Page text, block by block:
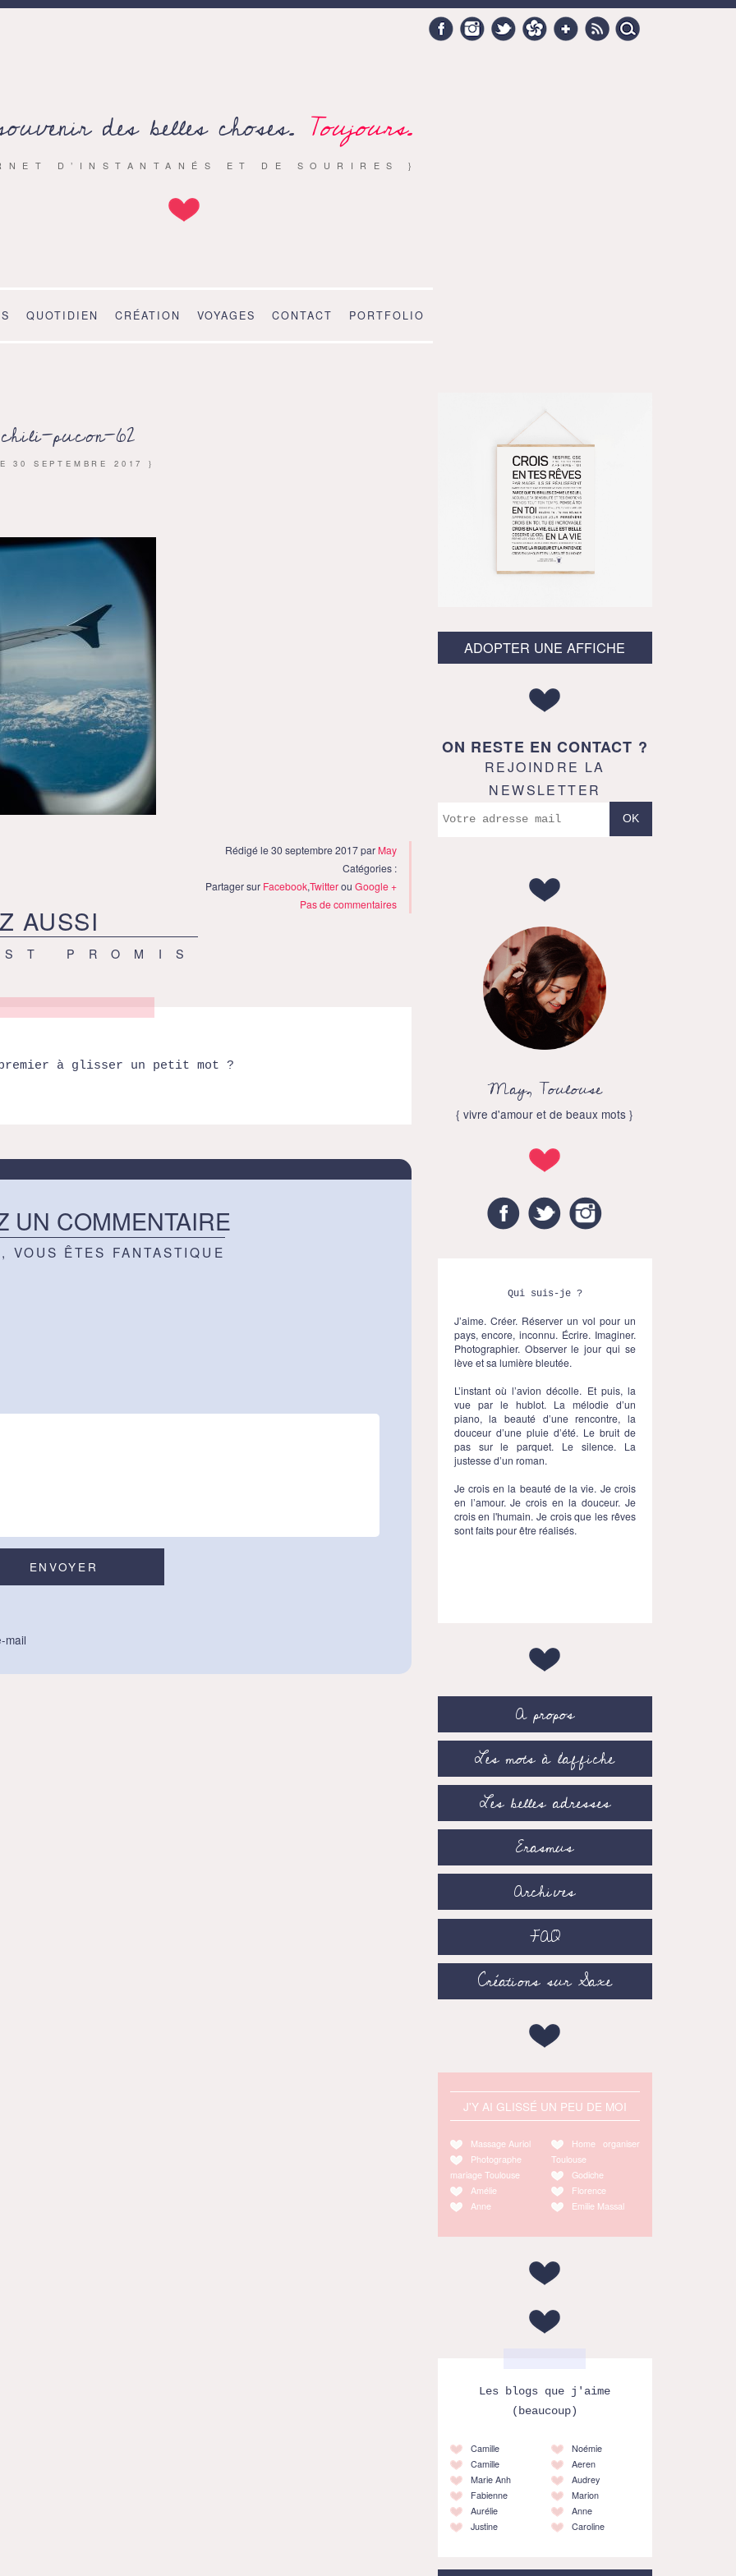
Search
for:
FacebookInstagramTwitter HellocotonGoogle +
RSS
des belles choses. Toujours.
D’INSTANTANÉS ET DE SOURIRES }
QUOTIDIEN CRÉATION VOYAGES CONTACT PORTFOLIO
chili-pucon-62
30 SEPTEMBRE 2017 }
Rédigé le 30 septembre 2017 par May
Catégories :
Partager sur Facebook,TwitterouGoogle +
Pas de commentaires
AUSSI
PROMIS
à glisser un petit mot ?
UN COMMENTAIRE
VOUS ÊTES FANTASTIQUE
mail
ADOPTER UNE AFFICHE
ON RESTE EN CONTACT ?
REJOINDRE LA
NEWSLETTER
May, Toulouse
{ vivre d'amour et de beaux mots }
FacebookTwitter
Qui suis-je ?
J’aime. Créer. Réserver un vol pour un
pays, encore, inconnu. Écrire. Imaginer.
Photographier. Observer le jour qui se
lève et sa lumière bleutée.
L’instant où l’avion décolle. Et puis, la
vue par le hublot. La mélodie d’un
piano, la beauté d’une rencontre, la
douceur d’une pluie d’été. Le bruit de
pas sur le parquet. Le silence. La
justesse d’un roman.
Je crois en la beauté de la vie. Je crois
en l’amour. Je crois en la douceur. Je
crois en l'humain. Je crois que les rêves
sont faits pour être réalisés.
A propos
Les mots à l’affiche
Les belles adresses
Erasmus
Archives
FAQ
Créations sur Saxe
J'Y AI GLISSÉ UN PEU DE MOI
Massage Auriol
Photographe
mariage Toulouse
Amélie
Anne
Home organiser
Toulouse
Godiche
Florence
Emilie Massal
Les blogs que j'aime
(beaucoup)
Camille
Camille
Marie Anh
Fabienne
Aurélie
Justine
Noémie
Aeren
Audrey
Marion
Anne
Caroline